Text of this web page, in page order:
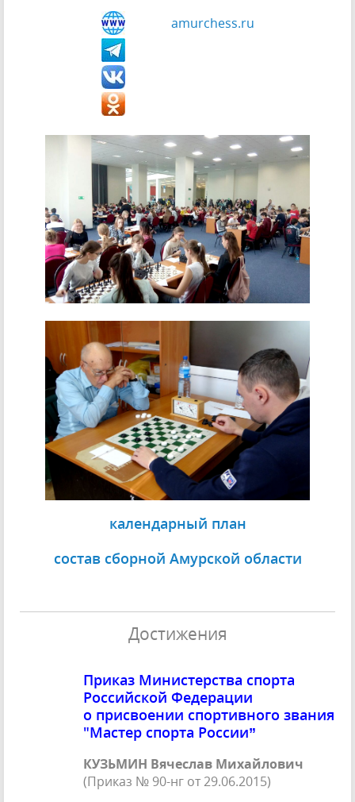
amurchess.ru
календарный план
состав сборной Амурской области
Достижения
Приказ Министерства спорта
Российской Федерации
о присвоении спортивного звания
"Мастер спорта России”
КУЗЬМИН Вячеслав Михайлович
(Приказ № 90-нг от 29.06.2015)